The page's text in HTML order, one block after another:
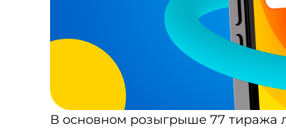
В основном розыгрыше 77 тиража